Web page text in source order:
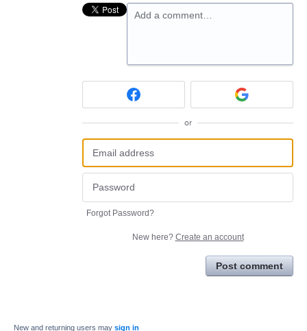
Add a comment…
or
Forgot Password?
New here? Create an account
Post comment
New and returning users may sign in